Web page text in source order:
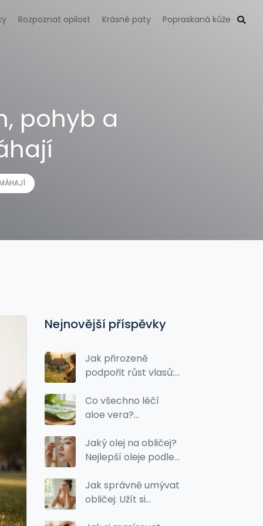
Rozpoznat opilost Krásné paty Popraskaná kůže
pohyb a
Nejnovější příspěvky
Jak přirozeně
podpořit růst vlasů:
rady
Co všechno léčí
aloe vera?
průvodce pro pleť,
vlasy i zdraví
Jaký olej na obličej?
Nejlepší oleje podle
účinky
Jak správně umývat
obličej: Užít si